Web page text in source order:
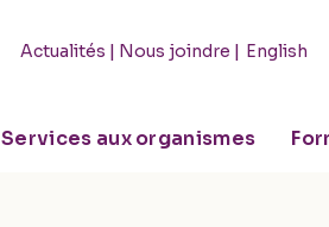
Actualités | Nous joindre | English
Services aux organismes